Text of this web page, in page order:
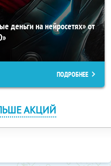
деньги на нейросетях» от
ПОДРОБНЕЕ
АКЦИЙ